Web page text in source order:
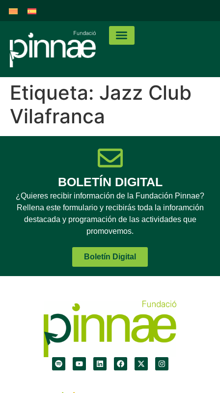
Etiqueta: Jazz Club
Vilafranca
BOLETÍN DIGITAL
¿Quieres recibir información de la Fundación Pinnae?
Rellena este formulario y recibirás toda la inforamción
destacada y programación de las actividades que
promovemos.
Boletín Digital